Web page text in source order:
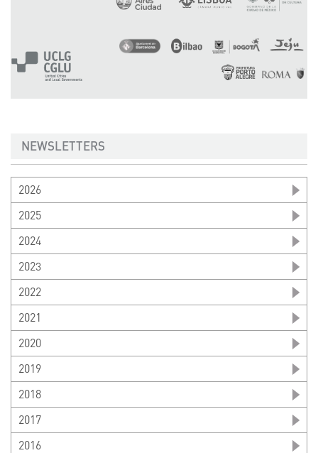
NEWSLETTERS
2026
2025
2024
2023
2022
2021
2020
2019
2018
2017
2016